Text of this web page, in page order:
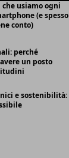
usiamo ogni
(e spesso
conto)
perché
un posto
e sostenibilità: